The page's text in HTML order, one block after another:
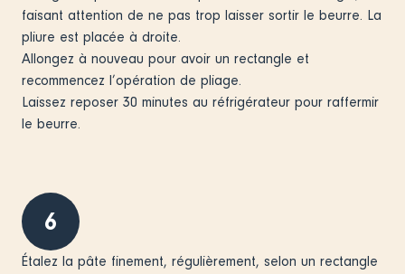
faisant attention de ne pas trop laisser sortir le beurre. La
pliure est placée à droite.
Allongez à nouveau pour avoir un rectangle et
recommencez l’opération de pliage.
Laissez reposer 30 minutes au réfrigérateur pour raffermir
le beurre.
6
Étalez la pâte finement, régulièrement, selon un rectangle